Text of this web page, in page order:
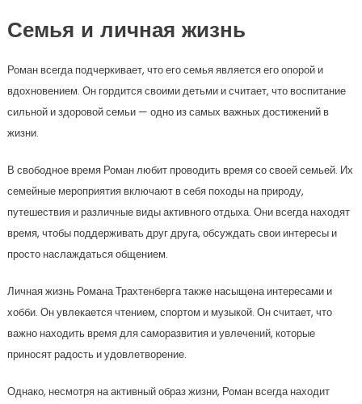
Семья и личная жизнь
Роман всегда подчеркивает, что его семья является его опорой и
вдохновением. Он гордится своими детьми и считает, что воспитание
сильной и здоровой семьи — одно из самых важных достижений в
жизни.
В свободное время Роман любит проводить время со своей семьей. Их
семейные мероприятия включают в себя походы на природу,
путешествия и различные виды активного отдыха. Они всегда находят
время, чтобы поддерживать друг друга, обсуждать свои интересы и
просто наслаждаться общением.
Личная жизнь Романа Трахтенберга также насыщена интересами и
хобби. Он увлекается чтением, спортом и музыкой. Он считает, что
важно находить время для саморазвития и увлечений, которые
приносят радость и удовлетворение.
Однако, несмотря на активный образ жизни, Роман всегда находит